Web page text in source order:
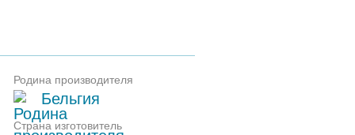
Родина производителя
Бельгия
Страна изготовитель